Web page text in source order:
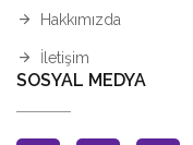
Hakkımızda
İletişim
SOSYAL MEDYA